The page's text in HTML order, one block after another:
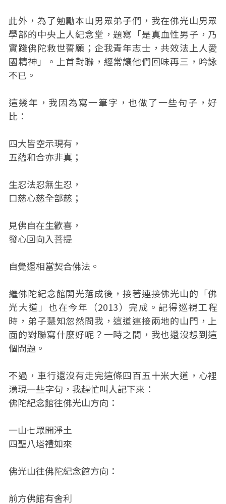
此外，為了勉勵本山男眾弟子們，我在佛光山男眾
學部的中央上人紀念堂，題寫「是真血性男子，乃
實踐佛陀救世誓願；企我青年志士，共效法上人愛
國精神」。上首對聯，經常讓他們回味再三，吟詠
不已。
這幾年，我因為寫一筆字，也做了一些句子，好
比：
四大皆空示現有，
五蘊和合亦非真；
生忍法忍無生忍，
口慈心慈全部慈；
見佛自在生歡喜，
發心回向入菩提
自覺還相當契合佛法。
繼佛陀紀念館開光落成後，接著連接佛光山的「佛
光大道」也在今年（2013）完成。記得巡視工程
時，弟子慧知忽然問我，這道連接兩地的山門，上
面的對聯寫什麼好呢？一時之間，我也還沒想到這
個問題。
不過，車行還沒有走完這條四百五十米大道，心裡
湧現一些字句，我趕忙叫人記下來：
佛陀紀念館往佛光山方向：
一山七眾開淨土
四聖八塔禮如來
佛光山往佛陀紀念館方向：
前方佛館有舍利